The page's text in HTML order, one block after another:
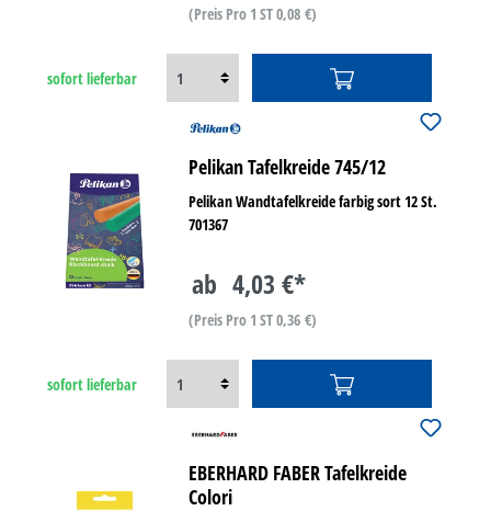
(Preis Pro 1 ST 0,08 €)
sofort lieferbar
Pelikan Tafelkreide 745/12
Pelikan Wandtafelkreide farbig sort 12 St.
701367
ab 4,03 €*
(Preis Pro 1 ST 0,36 €)
sofort lieferbar
EBERHARD FABER Tafelkreide
Colori